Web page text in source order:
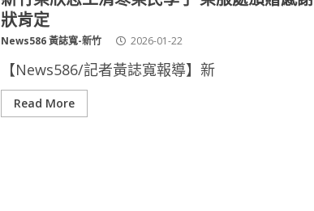
狀肯定
News586 黃誌寬-新竹 2026-01-22
【News586/記者黃誌寬報導】新
Read More